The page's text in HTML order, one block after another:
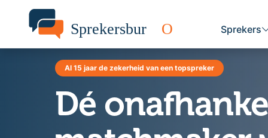
Sprekers
Al 15 jaar de zekerheid van een topspreker
Dé